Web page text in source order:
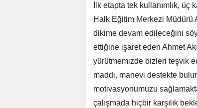
İlk etapta tek kullanımlık,
Halk Eğitim Merkezi Müdürü
dikime devam edileceğini
ettiğine işaret eden Ahmet
yürütmemizde bizleri teşvik
maddi, manevi destekte
motivasyonumuzu
çalışmada hiçbir karşılık